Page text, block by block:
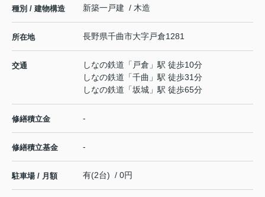
種別 / 建物構造 新築一戸建 / 木造
所在地 長野県千曲市大字戸倉1281
交通 しなの鉄道 「 戸倉 」駅 徒歩10分
しなの鉄道 「千曲 」駅 徒歩31分
しなの鉄道 「坂城 」駅 徒歩65分
修繕積立金 -
修繕積立基金 -
駐車場 / 月額 有(2台) / 0円